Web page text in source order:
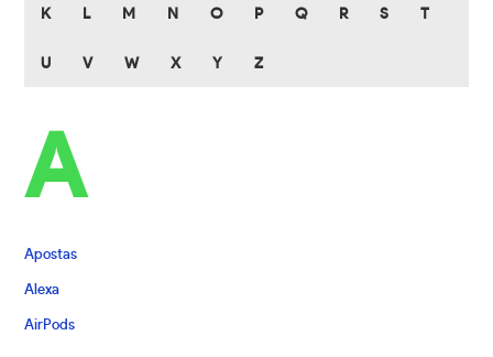
K L M N O P Q R S T
U V W X Y Z
A
Apostas
Alexa
AirPods